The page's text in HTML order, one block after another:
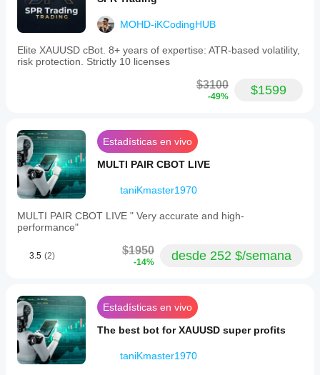
MOHD-iKCodingHUB
Elite XAUUSD cBot. 8+ years of expertise: ATR-based volatility,
risk protection. Strictly 10 licenses
$3100
-49% $1599
Estadísticas en vivo
MULTI PAIR CBOT LIVE
taniKmaster1970
MULTI PAIR CBOT LIVE " Very accurate and high-
performance"
3.5 (2) $1950
-14% desde 252 $/semana
Estadísticas en vivo
The best bot for XAUUSD super profits
taniKmaster1970